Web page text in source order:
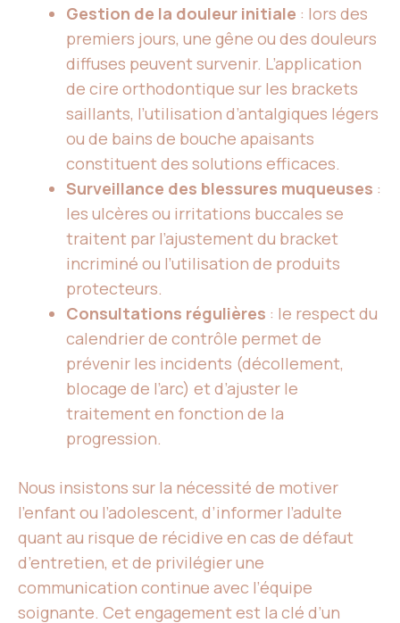
Gestion de la douleur initiale : lors des
premiers jours, une gêne ou des douleurs
diffuses peuvent survenir. L’application
de cire orthodontique sur les brackets
saillants, l’utilisation d’antalgiques légers
ou de bains de bouche apaisants
constituent des solutions efficaces.
Surveillance des blessures muqueuses :
les ulcères ou irritations buccales se
traitent par l’ajustement du bracket
incriminé ou l’utilisation de produits
protecteurs.
Consultations régulières : le respect du
calendrier de contrôle permet de
prévenir les incidents (décollement,
blocage de l’arc) et d’ajuster le
traitement en fonction de la
progression.
Nous insistons sur la nécessité de motiver
l’enfant ou l’adolescent, d’informer l’adulte
quant au risque de récidive en cas de défaut
d’entretien, et de privilégier une
communication continue avec l’équipe
soignante. Cet engagement est la clé d’un